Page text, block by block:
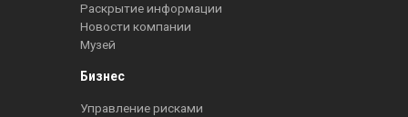
Раскрытие информации
Новости компании
Музей
Бизнес
Управление рисками